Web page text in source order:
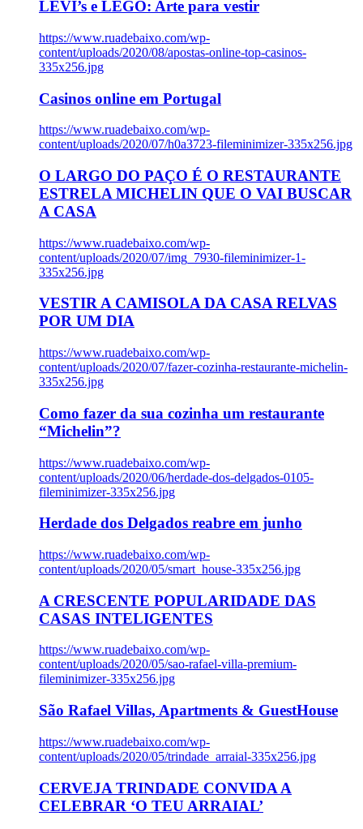
LEVI’s e LEGO: Arte para vestir
https://www.ruadebaixo.com/wp-
content/uploads/2020/08/apostas-online-top-casinos-
335x256.jpg
Casinos online em Portugal
https://www.ruadebaixo.com/wp-
content/uploads/2020/07/h0a3723-fileminimizer-335x256.jpg
O LARGO DO PAÇO É O RESTAURANTE
ESTRELA MICHELIN QUE O VAI BUSCAR
A CASA
https://www.ruadebaixo.com/wp-
content/uploads/2020/07/img_7930-fileminimizer-1-
335x256.jpg
VESTIR A CAMISOLA DA CASA RELVAS
POR UM DIA
https://www.ruadebaixo.com/wp-
content/uploads/2020/07/fazer-cozinha-restaurante-michelin-
335x256.jpg
Como fazer da sua cozinha um restaurante
“Michelin”?
https://www.ruadebaixo.com/wp-
content/uploads/2020/06/herdade-dos-delgados-0105-
fileminimizer-335x256.jpg
Herdade dos Delgados reabre em junho
https://www.ruadebaixo.com/wp-
content/uploads/2020/05/smart_house-335x256.jpg
A CRESCENTE POPULARIDADE DAS
CASAS INTELIGENTES
https://www.ruadebaixo.com/wp-
content/uploads/2020/05/sao-rafael-villa-premium-
fileminimizer-335x256.jpg
São Rafael Villas, Apartments & GuestHouse
https://www.ruadebaixo.com/wp-
content/uploads/2020/05/trindade_arraial-335x256.jpg
CERVEJA TRINDADE CONVIDA A
CELEBRAR ‘O TEU ARRAIAL’